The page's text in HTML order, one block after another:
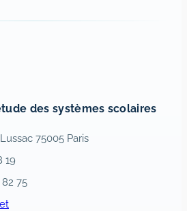
des systèmes scolaires
75005 Paris
19
82 75